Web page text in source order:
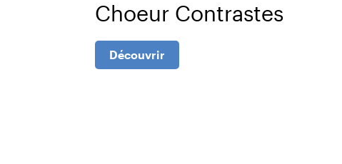
Choeur Contrastes
Découvrir